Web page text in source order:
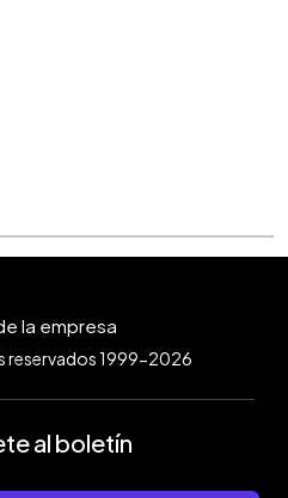
reservados 1999-2026
al boletín